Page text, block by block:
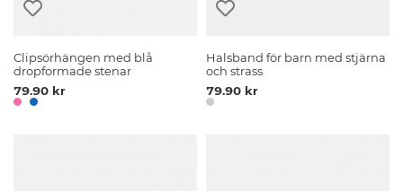
Clipsörhängen med blå
dropformade stenar
79.90 kr
Halsband för barn med stjärna
och strass
79.90 kr